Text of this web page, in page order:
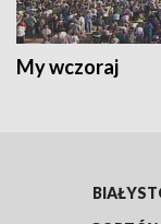
My wczoraj